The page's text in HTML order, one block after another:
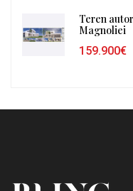
Teren
Magnoliei
159.900€